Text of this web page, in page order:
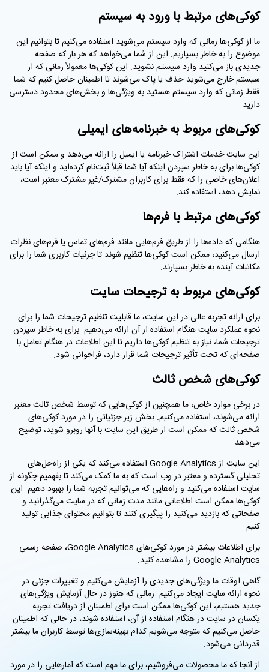
کوکی‌های مرتبط با ورود به سیستم
ما از کوکی‌ها زمانی که وارد سیستم می‌شوید استفاده می‌کنیم تا بتوانیم این
موضوع را به خاطر بسپاریم. این از شما می‌خواهد که هر بار که صفحه
جدیدی باز می‌کنید وارد سیستم نشوید. این کوکی‌ها معمولاً زمانی که از
سیستم خارج می‌شوید حذف یا پاک می‌شوند تا اطمینان حاصل کنیم که شما
فقط زمانی که وارد سیستم هستید به ویژگی‌ها و بخش‌های محدود دسترسی
دارید.
کوکی‌های مربوط به خبرنامه‌های ایمیلی
این سایت خدمات اشتراک خبرنامه یا ایمیل را ارائه می‌دهد و ممکن است از
کوکی‌ها برای به خاطر سپردن اینکه آیا شما قبلاً ثبت‌نام کرده‌اید و اینکه آیا باید
اعلان‌های خاصی را که فقط برای کاربران مشترک/غیر مشترک معتبر است،
نمایش دهد، استفاده کند.
کوکی‌های مرتبط با فرم‌ها
هنگامی که داده‌ها را از طریق فرم‌هایی مانند فرم‌های تماس یا فرم‌های نظرات
ارسال می‌کنید، ممکن است کوکی‌ها تنظیم شوند تا جزئیات کاربری شما را برای
مکاتبات آینده به خاطر بسپارند.
کوکی‌های مربوط به ترجیحات سایت
برای ارائه تجربه عالی در این سایت، ما قابلیت تنظیم ترجیحات شما را برای
نحوه عملکرد سایت هنگام استفاده از آن ارائه می‌دهیم. برای به خاطر سپردن
ترجیحات شما، نیاز به تنظیم کوکی‌ها داریم تا این اطلاعات در هنگام تعامل با
صفحه‌ای که تحت تأثیر ترجیحات شما قرار دارد، فراخوانی شود.
کوکی‌های شخص ثالث
در برخی موارد خاص، ما همچنین از کوکی‌هایی که توسط شخص ثالث معتبر
ارائه می‌شوند، استفاده می‌کنیم. بخش زیر جزئیاتی را در مورد کوکی‌های
شخص ثالث که ممکن است از طریق این سایت با آنها روبرو شوید، توضیح
می‌دهد.
این سایت از Google Analytics استفاده می‌کند که یکی از راه‌حل‌های
تحلیلی گسترده و معتبر در وب است که به ما کمک می‌کند تا بفهمیم چگونه از
سایت استفاده می‌کنید و راه‌هایی که می‌توانیم تجربه شما را بهبود دهیم. این
کوکی‌ها ممکن است اطلاعاتی مانند مدت زمانی که در سایت می‌گذرانید و
صفحاتی که بازدید می‌کنید را پیگیری کنند تا بتوانیم محتوای جذابی تولید
کنیم.
برای اطلاعات بیشتر در مورد کوکی‌های Google Analytics، صفحه رسمی
Google Analytics را مشاهده کنید.
گاهی اوقات ما ویژگی‌های جدیدی را آزمایش می‌کنیم و تغییرات جزئی در
نحوه ارائه سایت ایجاد می‌کنیم. زمانی که هنوز در حال آزمایش ویژگی‌های
جدید هستیم، این کوکی‌ها ممکن است برای اطمینان از دریافت تجربه
یکسان در سایت در هنگام استفاده از آن، استفاده شوند، در حالی که اطمینان
حاصل می‌کنیم که متوجه می‌شویم کدام بهینه‌سازی‌ها توسط کاربران ما بیشتر
قدردانی می‌شود.
از آنجا که ما محصولات می‌فروشیم، برای ما مهم است که آمارهایی را در مورد